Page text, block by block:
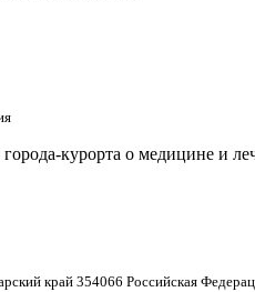
курорта о медицине и
край 354066 Российская